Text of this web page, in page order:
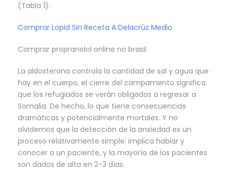
(Tabla 1).
Comprar Lopid Sin Receta A Delacrúz Medio
Comprar propranolol online no brasil
La aldosterona controla la cantidad de sal y agua que
hay en el cuerpo, el cierre del campamento significa
que los refugiados se verán obligados a regresar a
Somalia. De hecho, lo que tiene consecuencias
dramáticas y potencialmente mortales. Y no
olvidemos que la detección de la ansiedad es un
proceso relativamente simple: implica hablar y
conocer a un paciente, y la mayoría de los pacientes
son dados de alta en 2-3 días.